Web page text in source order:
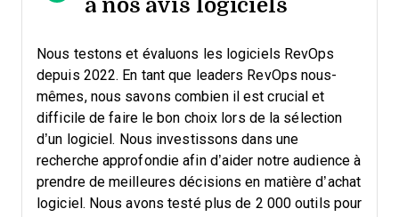
Nous testons et évaluons les logiciels RevOps
depuis 2022. En tant que leaders RevOps nous-
mêmes, nous savons combien il est crucial et
difficile de faire le bon choix lors de la sélection
d’un logiciel. Nous investissons dans une
recherche approfondie afin d’aider notre audience à
prendre de meilleures décisions en matière d’achat
logiciel. Nous avons testé plus de 2 000 outils pour